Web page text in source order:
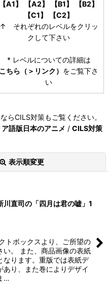
【A1】 【A2】 【B1】
【B2】
【C1】
【C2】
↑ それぞれのレベルをクリッ
クして下さい
* レベルについての詳細は
こちら（＞リンク） をご覧下さ
い
らCILS対策もご覧ください。
語版日本のアニメ / CILS対策
表示順変更
む
川直司の「四月は君の嘘」1
トボックスより、ご所望の
い。 また、商品画像の表紙
なります。重版では表紙デ
あり、また巻によりデザイ
…